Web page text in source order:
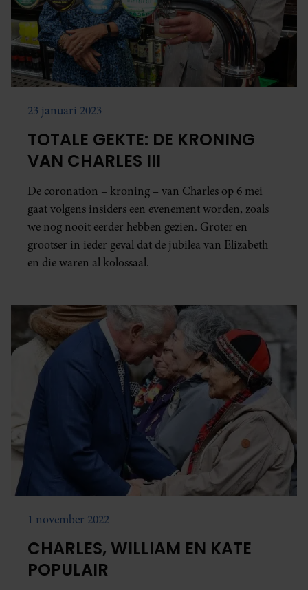
23 januari 2023
TOTALE GEKTE: DE KRONING
VAN CHARLES III
De coronation – kroning – van Charles op 6 mei
gaat volgens insiders een evenement worden, zoals
we nog nooit eerder hebben gezien. Groter en
grootser in ieder geval dat de jubilea van Elizabeth –
en die waren al kolossaal.
1 november 2022
CHARLES, WILLIAM EN KATE
POPULAIR